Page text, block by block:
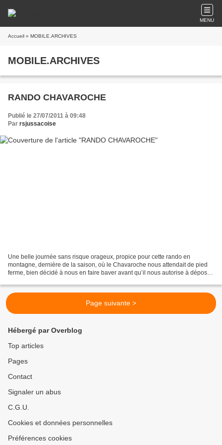
MENU
Accueil » MOBILE.ARCHIVES
MOBILE.ARCHIVES
RANDO CHAVAROCHE
Publié le 27/07/2011 à 09:48
Par rsjussacoise
Une belle journée sans risque orageux, propice pour cette rando en
montagne, dernière de la saison, où le Chavaroche nous attendait de pied
ferme, bien décidé à nous en faire baver avant qu’il nous autorise à déposer
Page suivante >
Hébergé par Overblog
Top articles
Pages
Contact
Signaler un abus
C.G.U.
Cookies et données personnelles
Préférences cookies